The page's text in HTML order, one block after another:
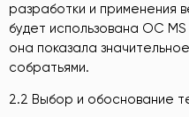
разработки и применения
будет использована ОС
она показала
собратьями.
2.2 Выбор и обоснование